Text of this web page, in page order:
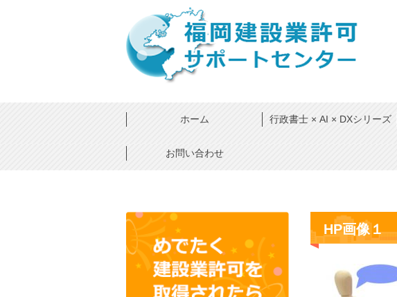
ホーム 行政書士 × AI × DXシリーズ
お問い合わせ
HP画像１